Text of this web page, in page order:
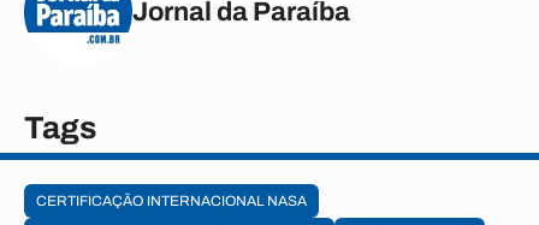
Jornal da Paraíba
Tags
CERTIFICAÇÃO INTERNACIONAL NASA